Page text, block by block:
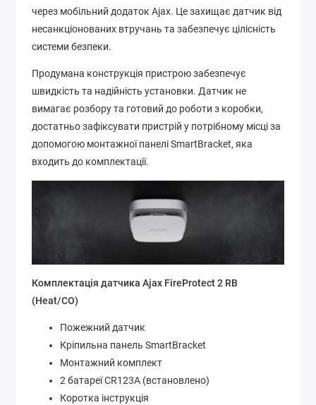
через мобільний додаток Ajax. Це захищає датчик від
несанкціонованих втручань та забезпечує цілісність
системи безпеки.
Продумана конструкція пристрою забезпечує
швидкість та надійність установки. Датчик не
вимагає розбору та готовий до роботи з коробки,
достатньо зафіксувати пристрій у потрібному місці за
допомогою монтажної панелі SmartBracket, яка
входить до комплектації.
Комплектація датчика Ajax FireProtect 2 RB
(Heat/CO)
Пожежний датчик
Кріпильна панель SmartBracket
Монтажний комплект
2 батареї CR123A (встановлено)
Коротка інструкція